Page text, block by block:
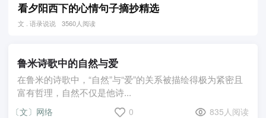
看夕阳西下的心情句子摘抄精选
文 . 语录说说 3560人阅读
鲁米诗歌中的自然与爱
在鲁米的诗歌中，“自然”与“爱”的关系被描绘得极为紧密且
富有哲理，自然不仅是他诗...
〔文〕网络 0 835人阅读